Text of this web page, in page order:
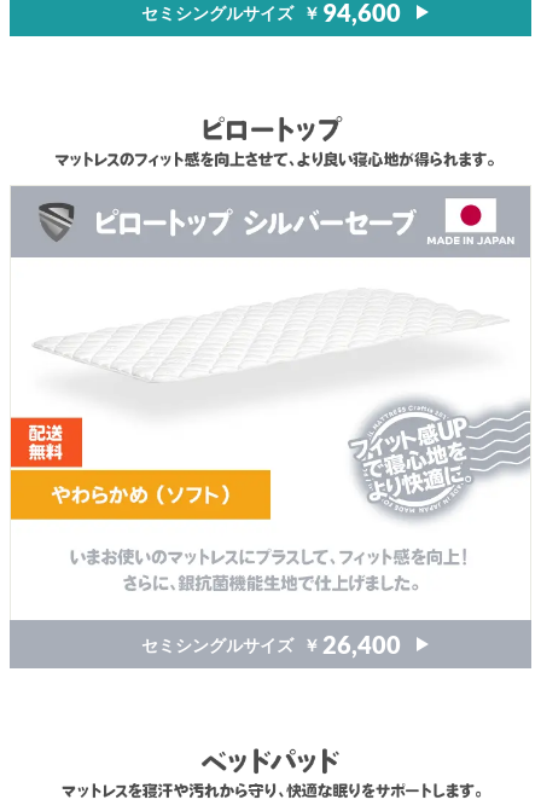
セミシングルサイズ ￥
セミシングルサイズ ￥